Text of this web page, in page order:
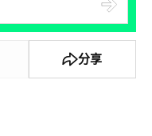
分享